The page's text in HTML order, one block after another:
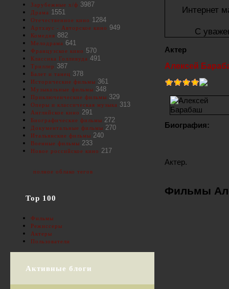
Интернет
С
Актер
Алексей
Биография:
Актер.
Фильмы
Зарубежные х/ф 3987
Драма 1551
Отечественное кино 1284
Артхаус - Авторское кино 949
Комедия 882
Мелодрама 641
Французское кино 570
Классика Голливуда 491
Триллер 387
Балет и танец 378
Исторические фильмы 361
Музыкальные фильмы 348
Приключенческие фильмы 329
Оперы и классическая музыка 313
Английское кино 291
Биографические фильмы 272
Документальные фильмы 270
Итальянские фильмы 240
Военные фильмы 233
Новое российское кино 217
полное облако тегов
Top 100
Фильмы
Режиссеры
Актеры
Пользователи
Активные блоги